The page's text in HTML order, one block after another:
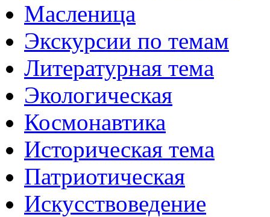
Масленица
Экскурсии по темам
Литературная тема
Экологическая
Космонавтика
Историческая тема
Патриотическая
Искусствоведение